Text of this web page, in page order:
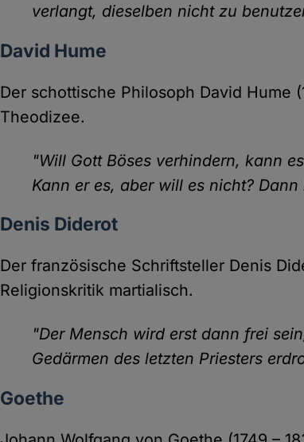
verlangt, dieselben nicht zu
David Hume
Der schottische Philosoph David Hume
Theodizee.
"Will Gott Böses verhindern, kann
Kann er es, aber will es nicht?
Denis Diderot
Der französische Schriftsteller Denis
Religionskritik martialisch.
"Der Mensch wird erst dann frei
Gedärmen des letzten Priesters
Goethe